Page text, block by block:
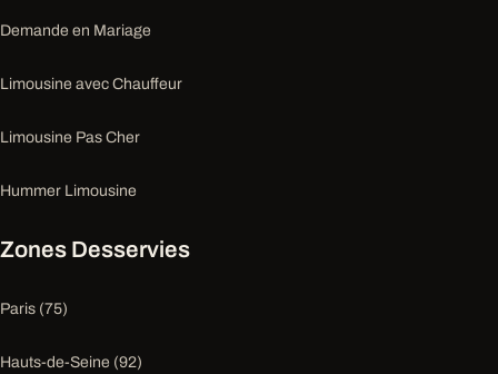
Demande en Mariage
Limousine avec Chauffeur
Limousine Pas Cher
Hummer Limousine
Zones Desservies
Paris (75)
Hauts-de-Seine (92)